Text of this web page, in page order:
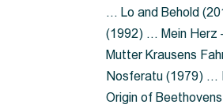
… Lo and Behold
(1992) … Mein Herz
Mutter Krausens
Nosferatu (1979) …
Origin of